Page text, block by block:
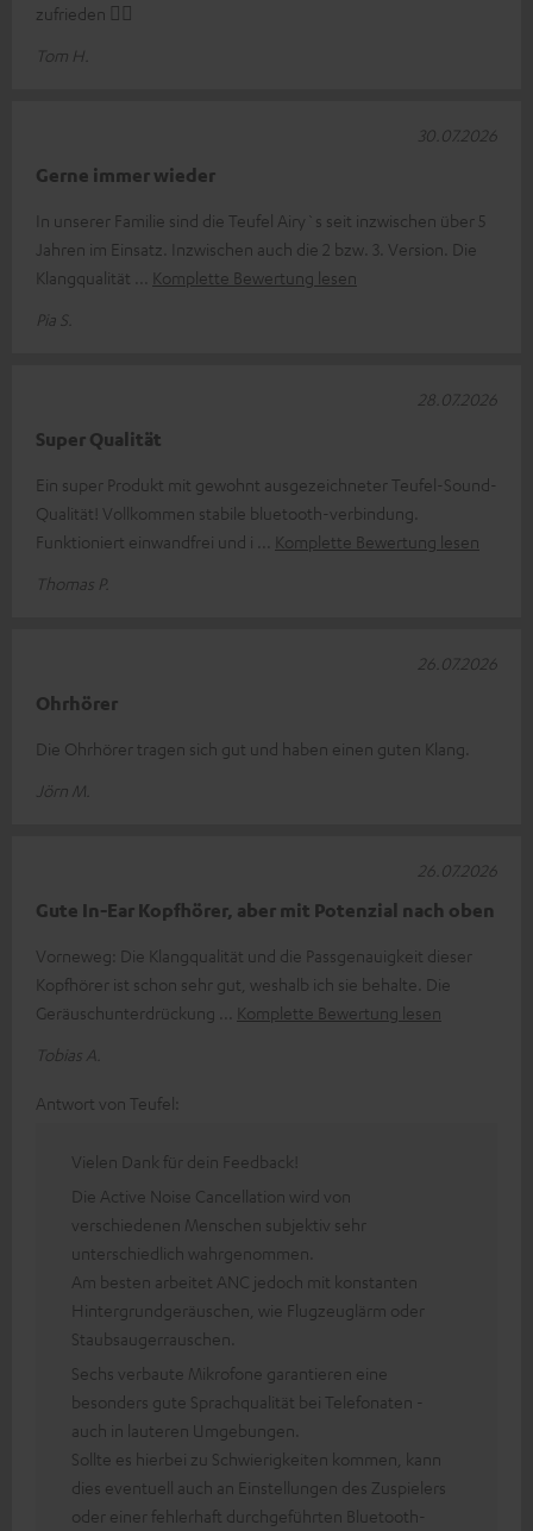
zufrieden 👍🏻
Tom H.
Gerne immer wieder
In unserer Familie sind die Teufel Airy`s seit inzwischen über 5
Jahren im Einsatz. Inzwischen auch die 2 bzw. 3. Version. Die
Klangqualität
Komplette Bewertung lesen
Pia S.
30.07.2026
Super Qualität
Ein super Produkt mit gewohnt ausgezeichneter Teufel-Sound-
Qualität! Vollkommen stabile bluetooth-verbindung.
Funktioniert einwandfrei und i
Komplette Bewertung lesen
Thomas P.
28.07.2026
Ohrhörer
Die Ohrhörer tragen sich gut und haben einen guten Klang.
Jörn M.
26.07.2026
Gute In-Ear Kopfhörer, aber mit Potenzial nach oben
Vorneweg: Die Klangqualität und die Passgenauigkeit dieser
Kopfhörer ist schon sehr gut, weshalb ich sie behalte. Die
Geräuschunterdrückung
Komplette Bewertung lesen
Tobias A.
26.07.2026
Antwort von Teufel:
Vielen Dank für dein Feedback!
Die Active Noise Cancellation wird von
verschiedenen Menschen subjektiv sehr
unterschiedlich wahrgenommen.
Am besten arbeitet ANC jedoch mit konstanten
Hintergrundgeräuschen, wie Flugzeuglärm oder
Staubsaugerrauschen.
Sechs verbaute Mikrofone garantieren eine
besonders gute Sprachqualität bei Telefonaten -
auch in lauteren Umgebungen.
Sollte es hierbei zu Schwierigkeiten kommen, kann
dies eventuell auch an Einstellungen des Zuspielers
oder einer fehlerhaft durchgeführten Bluetooth-